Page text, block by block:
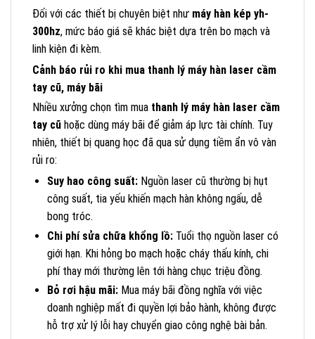
Đối với các thiết bị chuyên biệt như máy hàn kép yh-
300hz, mức báo giá sẽ khác biệt dựa trên bo mạch và
linh kiện đi kèm.
Cảnh báo rủi ro khi mua thanh lý máy hàn laser cầm
tay cũ, máy bãi
Nhiều xưởng chọn tìm mua thanh lý máy hàn laser cầm
tay cũ hoặc dùng máy bãi để giảm áp lực tài chính. Tuy
nhiên, thiết bị quang học đã qua sử dụng tiềm ẩn vô vàn
rủi ro:
Suy hao công suất:Nguồn laser cũ thường bị hụt
công suất, tia yếu khiến mạch hàn không ngấu, dễ
bong tróc.
Chi phí sửa chữa khổng lồ:Tuổi thọ nguồn laser có
giới hạn. Khi hỏng bo mạch hoặc cháy thấu kính, chi
phí thay mới thường lên tới hàng chục triệu đồng.
Bỏ rơi hậu mãi:Mua máy bãi đồng nghĩa với việc
doanh nghiệp mất đi quyền lợi bảo hành, không được
hỗ trợ xử lý lỗi hay chuyển giao công nghệ bài bản.